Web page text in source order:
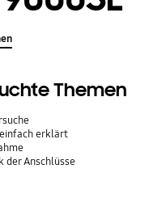
Themen
erklärt
der Anschlüsse